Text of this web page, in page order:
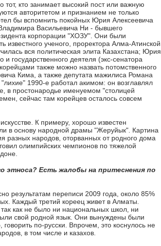
кто занимает высокий пост или важную
авторитетом и признанием не только
бы вспомнить покойных Юрия Алексеевича
Васильевича Ни - бывшего
корпорации "ХОЗУ". Они были
ученого, проректора Алма-Атинской
вся политическая элита Казахстана; Юрия
государственного деятеля (экс-сенатора
также можно назвать потомственного
Кима, а также депутата мажилиса Романа
1990-е работал акимом: он возглавлял
в простонародье именуемом "столицей
сейчас там корейцев осталось совсем
К примеру, хорошо известен
в основу народной драмы "Жеруйык". Картина
разных народов, оторванных от родного дома
олимпийских чемпионов по тяжелой
этноса? Есть жалобы на притеснения по
результатам переписи 2009 года, около 85%
Каждый третий кореец живет в Алматы.
как не было ни национальных школ, ни
свой родной язык. Они вынуждены были
по-русски. Впрочем, это коснулось не
в том числе и казахов.